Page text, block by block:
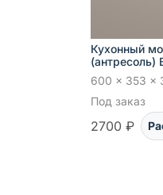
Кухонный
(антресоль)
600 x 353 x
Под заказ
2700 ₽